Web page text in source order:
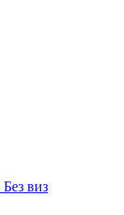
Без виз